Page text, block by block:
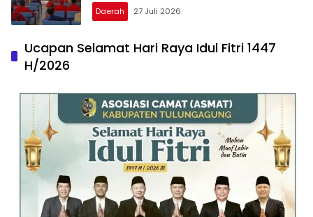
Daerah 27 Juli 2026
Ucapan Selamat Hari Raya Idul Fitri 1447
H/2026